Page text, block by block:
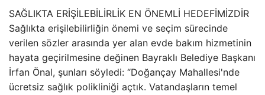
SAĞLIKTA ERİŞİLEBİLİRLİK EN ÖNEMLİ HEDEFİMİZDİR
Sağlıkta erişilebilirliğin önemi ve seçim sürecinde
verilen sözler arasında yer alan evde bakım hizmetinin
hayata geçirilmesine değinen Bayraklı Belediye Başkanı
İrfan Önal, şunları söyledi: “Doğançay Mahallesi'nde
ücretsiz sağlık polikliniği açtık. Vatandaşların temel